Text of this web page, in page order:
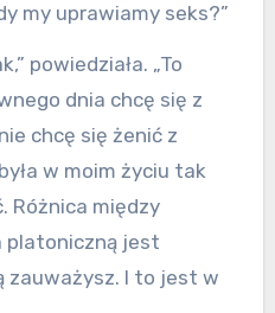
my uprawiamy seks?”
powiedziała. „To
dnia chcę się z
chcę się żenić z
w moim życiu tak
Różnica między
platoniczną jest
zauważysz. I to jest w